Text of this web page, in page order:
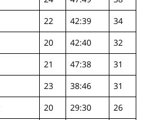
22 42:39
34
20 42:40
32
21 47:38
31
23 38:46
31
20 29:30
26